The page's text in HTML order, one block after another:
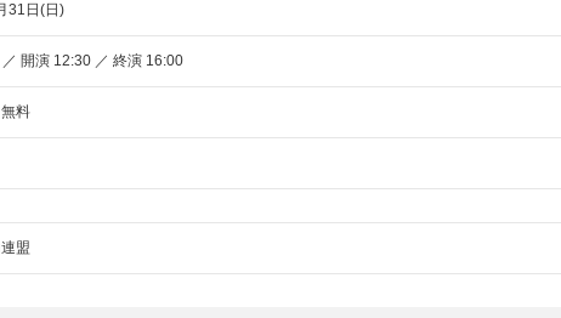
31日(日)
開演 12:30 ／ 終演 16:00
料
盟